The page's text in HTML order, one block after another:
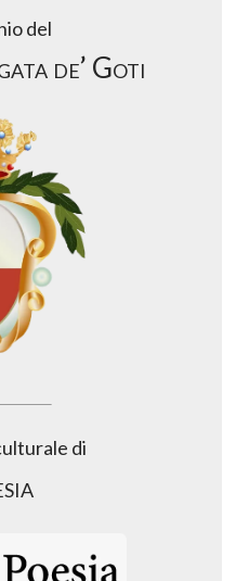
del
de’ Goti
di